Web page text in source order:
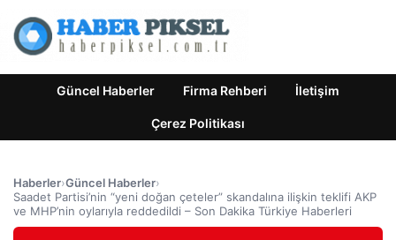
Güncel Haberler Firma Rehberi İletişim
Çerez Politikası
Haberler›Güncel Haberler›
Saadet Partisi’nin “yeni doğan çeteler” skandalına ilişkin teklifi AKP
ve MHP’nin oylarıyla reddedildi – Son Dakika Türkiye Haberleri